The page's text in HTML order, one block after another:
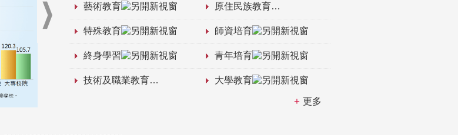
藝術教育 原住民族教育
特殊教育 師資培育
終身學習 青年培育
技術及職業教育 大學教育
更多